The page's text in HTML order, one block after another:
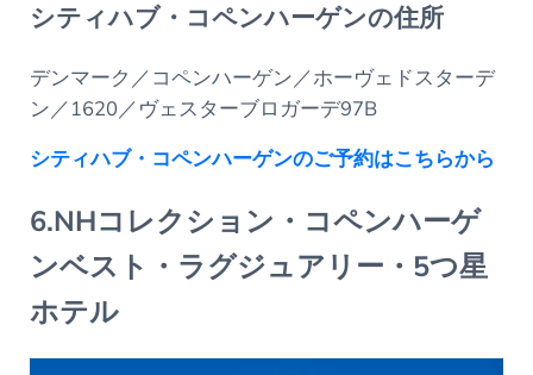
シティハブ・コペンハーゲンの住所
デンマーク／コペンハーゲン／ホーヴェドスターデ
ン／1620／ヴェスターブロガーデ97B
シティハブ・コペンハーゲンのご予約はこちらから
6.NHコレクション・コペンハーゲ
ンベスト・ラグジュアリー・5つ星
ホテル